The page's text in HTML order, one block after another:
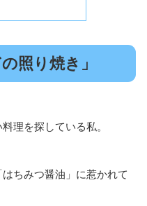
照り焼き」
理を探している私。
ちみつ醤油」に惹かれて